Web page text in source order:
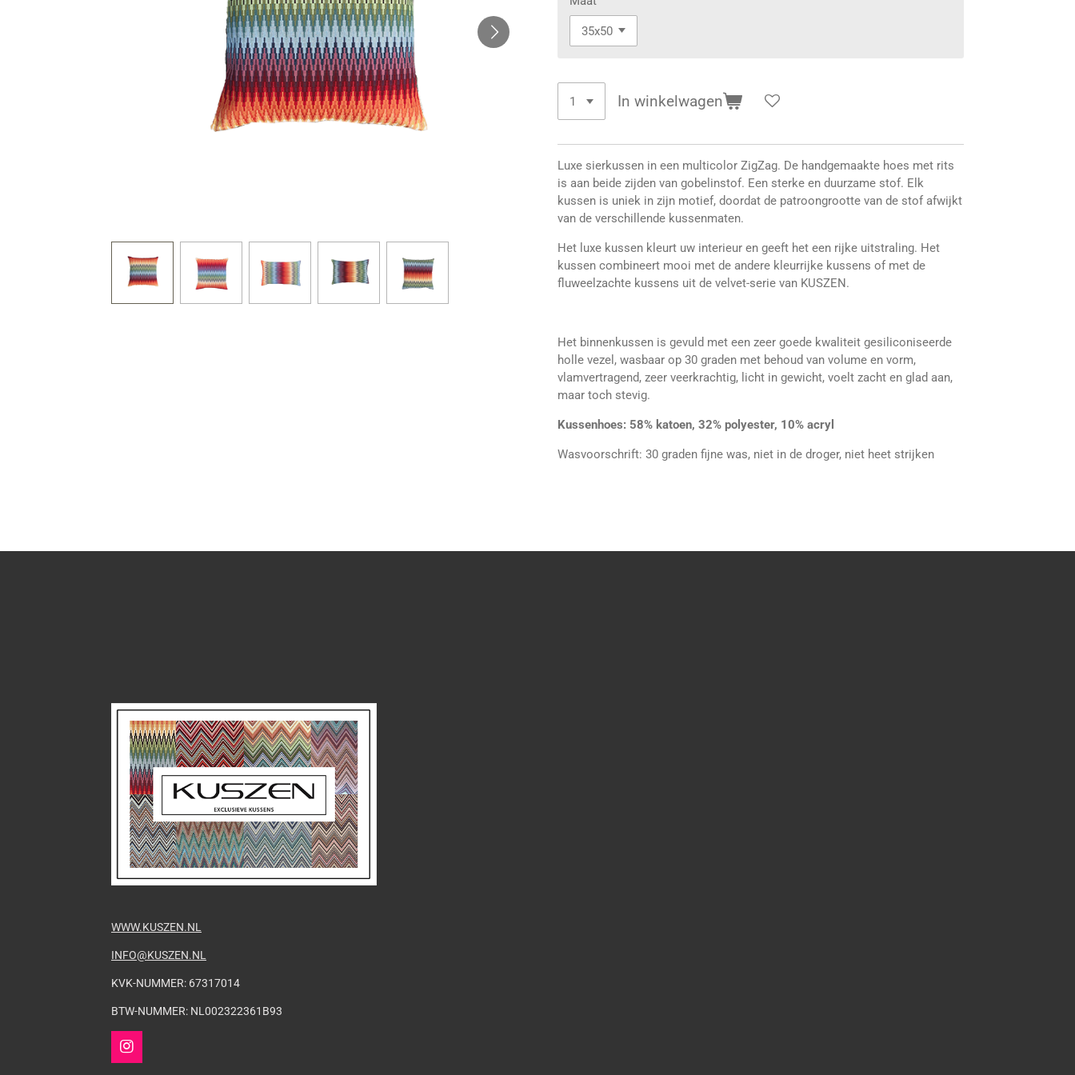
In winkelwagen
Luxe sierkussen in een multicolor ZigZag. De handgemaakte hoes met rits
is aan beide zijden van gobelinstof. Een sterke en duurzame stof. Elk
kussen is uniek in zijn motief, doordat de patroongrootte van de stof afwijkt
van de verschillende kussenmaten.
Het luxe kussen kleurt uw interieur en geeft het een rijke uitstraling. Het
kussen combineert mooi met de andere kleurrijke kussens of met de
fluweelzachte kussens uit de velvet-serie van KUSZEN.
Het binnenkussen is gevuld met een zeer goede kwaliteit gesiliconiseerde
holle vezel, wasbaar op 30 graden met behoud van volume en vorm,
vlamvertragend, zeer veerkrachtig, licht in gewicht, voelt zacht en glad aan,
maar toch stevig.
Kussenhoes: 58% katoen, 32% polyester, 10% acryl
Wasvoorschrift: 30 graden fijne was, niet in de droger, niet heet strijken
WWW.KUSZEN.NL
INFO@KUSZEN.NL
KVK-NUMMER: 67317014
BTW-NUMMER: NL002322361B93
I
n